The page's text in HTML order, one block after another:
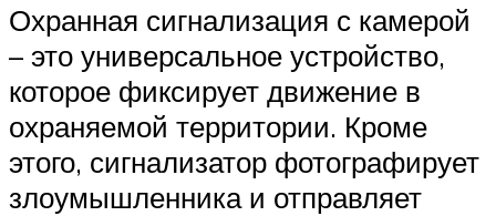
Охранная сигнализация с камерой
– это универсальное устройство,
которое фиксирует движение в
охраняемой территории. Кроме
этого, сигнализатор фотографирует
злоумышленника и отправляет